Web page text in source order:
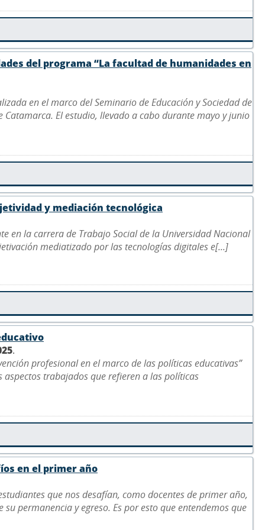
del programa “La facultad de humanidades en
en el marco del Seminario de Educación y Sociedad de
El estudio, llevado a cabo durante mayo y junio
y mediación tecnológica
en la carrera de Trabajo Social de la Universidad Nacional
mediatizado por las tecnologías digitales e[...]
.
profesional en el marco de las políticas educativas”
trabajados que refieren a las políticas
en el primer año
que nos desafían, como docentes de primer año,
permanencia y egreso. Es por esto que entendemos que